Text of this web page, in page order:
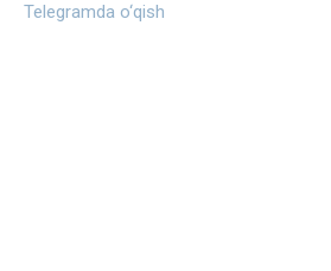
Telegramda o‘qish